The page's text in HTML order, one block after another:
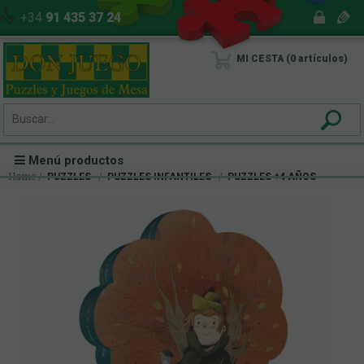
+34 91 435 37 24
MI CESTA 0 artículos
Menú productos
Home PUZZLES PUZZLES INFANTILES PUZZLES +4 AÑOS